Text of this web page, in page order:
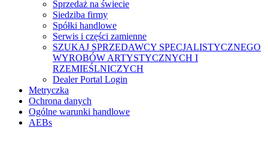
Sprzedaż na świecie
Siedziba firmy
Spółki handlowe
Serwis i części zamienne
SZUKAJ SPRZEDAWCY SPECJALISTYCZNEGO
WYROBÓW ARTYSTYCZNYCH I
RZEMIEŚLNICZYCH
Dealer Portal Login
Metryczka
Ochrona danych
Ogólne warunki handlowe
AEBs